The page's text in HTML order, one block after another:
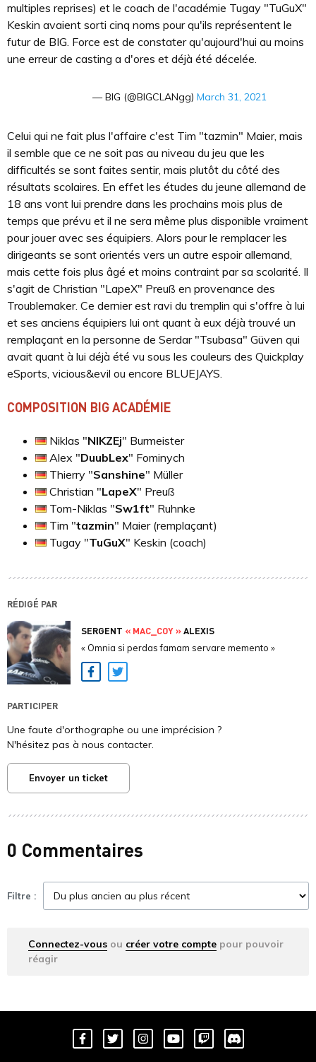
multiples reprises) et le coach de l'académie Tugay "TuGuX"
Keskin avaient sorti cinq noms pour qu'ils représentent le
futur de BIG. Force est de constater qu'aujourd'hui au moins
une erreur de casting a d'ores et déjà été décelée.
— BIG (@BIGCLANgg) March 31, 2021
Celui qui ne fait plus l'affaire c'est Tim "⁠tazmin⁠" Maier, mais
il semble que ce ne soit pas au niveau du jeu que les
difficultés se sont faites sentir, mais plutôt du côté des
résultats scolaires. En effet les études du jeune allemand de
18 ans vont lui prendre dans les prochains mois plus de
temps que prévu et il ne sera même plus disponible vraiment
pour jouer avec ses équipiers. Alors pour le remplacer les
dirigeants se sont orientés vers un autre espoir allemand,
mais cette fois plus âgé et moins contraint par sa scolarité. Il
s'agit de Christian "LapeX" Preuß en provenance des
Troublemaker. Ce dernier est ravi du tremplin qui s'offre à lui
et ses anciens équipiers lui ont quant à eux déjà trouvé un
remplaçant en la personne de Serdar "Tsubasa" Güven qui
avait quant à lui déjà été vu sous les couleurs des Quickplay
eSports, vicious&evil ou encore BLUEJAYS.
COMPOSITION BIG ACADÉMIE
Niklas "⁠NIKZEj⁠" Burmeister
Alex "⁠DuubLex⁠" Fominych
Thierry "⁠Sanshine⁠" Müller
Christian "LapeX" Preuß
Tom-Niklas "⁠Sw1ft⁠" Ruhnke
Tim "⁠tazmin⁠" Maier (remplaçant)
Tugay "⁠TuGuX⁠" Keskin (coach)
RÉDIGÉ PAR
SERGENT « MAC_COY »ALEXIS
« Omnia si perdas famam servare memento »
Facebook
Twitter
PARTICIPER
Une faute d'orthographe ou une imprécision ?
N'hésitez pas à nous contacter.
Envoyer un ticket
0 Commentaires
Filtre :
Connectez-vous ou créer votre compte pour pouvoir
réagir